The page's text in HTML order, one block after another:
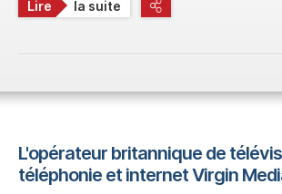
Lire la suite
L'opérateur britannique de
téléphonie et internet Virgin